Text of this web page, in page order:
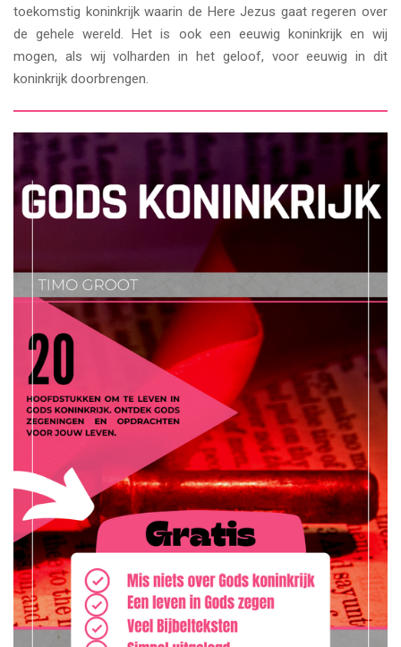
toekomstig koninkrijk waarin de Here Jezus gaat regeren over
de gehele wereld. Het is ook een eeuwig koninkrijk en wij
mogen, als wij volharden in het geloof, voor eeuwig in dit
koninkrijk doorbrengen.